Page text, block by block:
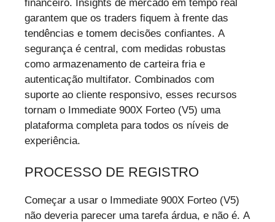
financeiro. Insights de mercado em tempo real
garantem que os traders fiquem à frente das
tendências e tomem decisões confiantes. A
segurança é central, com medidas robustas
como armazenamento de carteira fria e
autenticação multifator. Combinados com
suporte ao cliente responsivo, esses recursos
tornam o Immediate 900X Forteo (V5) uma
plataforma completa para todos os níveis de
experiência.
PROCESSO DE REGISTRO
Começar a usar o Immediate 900X Forteo (V5)
não deveria parecer uma tarefa árdua, e não é. A